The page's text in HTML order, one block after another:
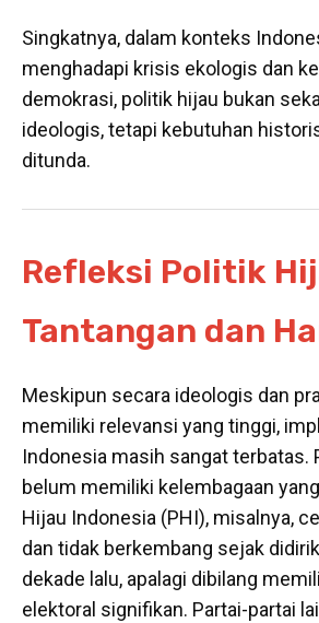
Singkatnya, dalam konteks
menghadapi krisis ekologis dan
demokrasi, politik hijau bukan
ideologis, tetapi kebutuhan
ditunda.
Refleksi Politik
Tantangan dan
Meskipun secara ideologis dan
memiliki relevansi yang tinggi,
Indonesia masih sangat terbatas.
belum memiliki kelembagaan
Hijau Indonesia (PHI), misalnya,
dan tidak berkembang sejak
dekade lalu, apalagi dibilang
elektoral signifikan. Partai-partai